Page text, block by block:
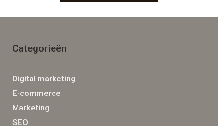
Categorieën
Digital marketing
E-commerce
Marketing
SEO